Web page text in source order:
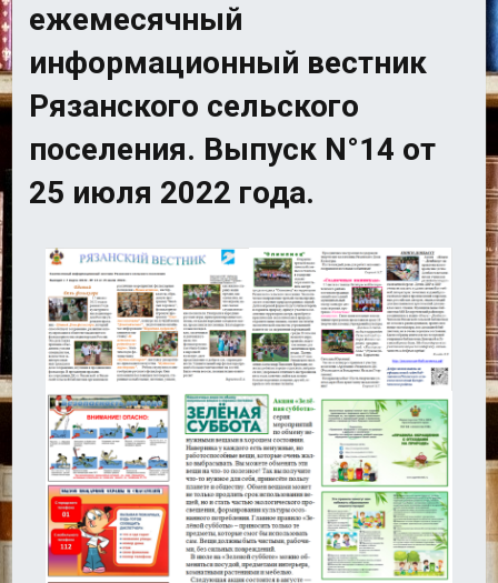
ежемесячный
информационный вестник
Рязанского сельского
поселения. Выпуск N°14 от
25 июля 2022 года.